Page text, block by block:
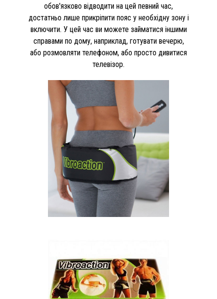
обов'язково відводити на цей певний час,
достатньо лише прикріпити пояс у необхідну зону і
включити. У цей час ви можете займатися іншими
справами по дому, наприклад, готувати вечерю,
або розмовляти телефоном, або просто дивитися
телевізор.